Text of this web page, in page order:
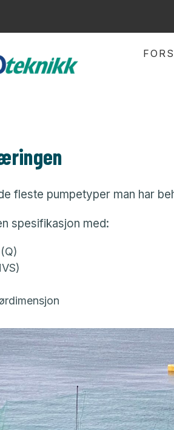
fleste pumpetyper man har
spesifikasjon med: